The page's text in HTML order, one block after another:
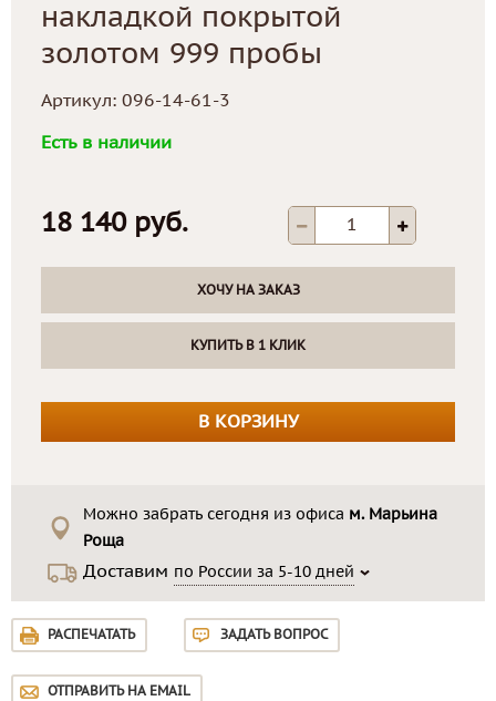
накладкой покрытой
золотом 999 пробы
Артикул: 096-14-61-3
Есть в наличии
18 140 руб.
ХОЧУ НА ЗАКАЗ
КУПИТЬ В 1 КЛИК
В КОРЗИНУ
Можно забрать сегодня из офиса м. Марьина
Роща
Доставим по России за 5-10 дней
РАСПЕЧАТАТЬ ЗАДАТЬ ВОПРОС
ОТПРАВИТЬ НА EMAIL